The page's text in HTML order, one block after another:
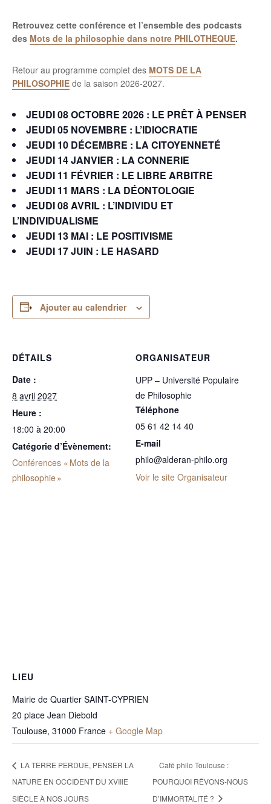
Retrouvez cette conférence et l’ensemble des podcasts
des Mots de la philosophie dans notre PHILOTHEQUE.
Retour au programme complet des MOTS DE LA
PHILOSOPHIE de la saison 2026-2027.
JEUDI 08 OCTOBRE 2026 : LE PRÊT À PENSER
JEUDI 05 NOVEMBRE : L’IDIOCRATIE
JEUDI 10 DÉCEMBRE : LA CITOYENNETÉ
JEUDI 14 JANVIER : LA CONNERIE
JEUDI 11 FÉVRIER : LE LIBRE ARBITRE
JEUDI 11 MARS : LA DÉONTOLOGIE
JEUDI 08 AVRIL : L’INDIVIDU ET
L’INDIVIDUALISME
JEUDI 13 MAI : LE POSITIVISME
JEUDI 17 JUIN : LE HASARD
Ajouter au calendrier
DÉTAILS
Date :
8 avril 2027
Heure :
18:00 à 20:00
Catégorie d’Évènement:
Conférences « Mots de la
philosophie »
ORGANISATEUR
UPP – Université Populaire
de Philosophie
Téléphone
05 61 42 14 40
E-mail
philo@alderan-philo.org
Voir le site Organisateur
LIEU
Mairie de Quartier SAINT-CYPRIEN
20 place Jean Diebold
Toulouse, 31000 France + Google Map
LA TERRE PERDUE, PENSER LA
NATURE EN OCCIDENT DU XVIIIE
SIÈCLE À NOS JOURS
Café philo Toulouse :
POURQUOI RÊVONS-NOUS
D’IMMORTALITÉ ?